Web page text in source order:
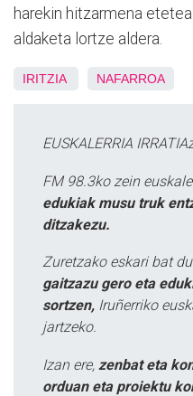
harekin hitzarmena
aldaketa lortze aldera.
IRITZIA NAFARROA
EUSKALERRIA
FM 98.3ko zein
edukiak musu truk
ditzakezu.
Zuretzako eskari bat
gaitzazu gero eta
sortzen, Iruñerriko
jartzeko.
Izan ere, zenbat eta
orduan eta proiektu